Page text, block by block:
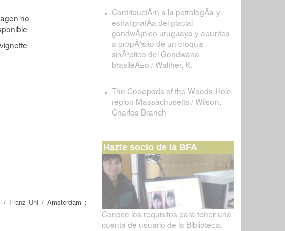
/ Franz Uhl / Amsterdam :
ContribuciÃ³n a la petrologÃ­a y
estratigrafÃ­a del glacial
gondwÃ¡nico uruguayo y apuntes
a propÃ³sito de un croquis
sinÃ³ptico del Gondwana
brasileÃ±o / Walther, K.
The Copepods of the Woods Hole
region Massachusetts / Wilson,
Charles Branch
Hazte socio de la BFA
Conoce los requisitos para tener una
cuenta de usuario de la Biblioteca.